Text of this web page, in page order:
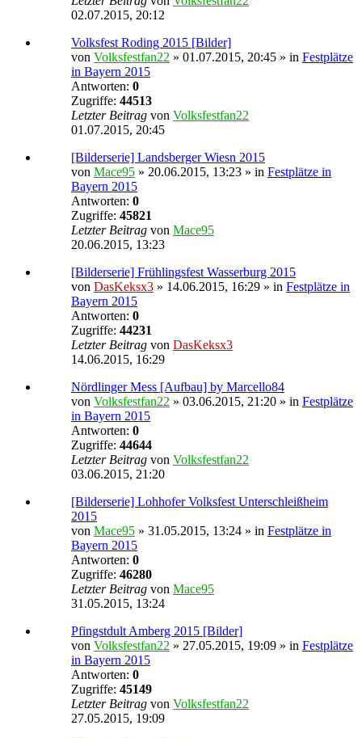
02.07.2015, 20:12
Volksfest Roding 2015 [Bilder]
von Volksfestfan22 » 01.07.2015, 20:45 » in Festplätze
in Bayern 2015
Antworten: 0
Zugriffe: 44513
Letzter Beitrag von Volksfestfan22
01.07.2015, 20:45
[Bilderserie] Landsberger Wiesn 2015
von Mace95 » 20.06.2015, 13:23 » in Festplätze in
Bayern 2015
Antworten: 0
Zugriffe: 45821
Letzter Beitrag von Mace95
20.06.2015, 13:23
[Bilderserie] Frühlingsfest Wasserburg 2015
von DasKeksx3 » 14.06.2015, 16:29 » in Festplätze in
Bayern 2015
Antworten: 0
Zugriffe: 44231
Letzter Beitrag von DasKeksx3
14.06.2015, 16:29
Nördlinger Mess [Aufbau] by Marcello84
von Volksfestfan22 » 03.06.2015, 21:20 » in Festplätze
in Bayern 2015
Antworten: 0
Zugriffe: 44644
Letzter Beitrag von Volksfestfan22
03.06.2015, 21:20
[Bilderserie] Lohhofer Volksfest Unterschleißheim
2015
von Mace95 » 31.05.2015, 13:24 » in Festplätze in
Bayern 2015
Antworten: 0
Zugriffe: 46280
Letzter Beitrag von Mace95
31.05.2015, 13:24
Pfingstdult Amberg 2015 [Bilder]
von Volksfestfan22 » 27.05.2015, 19:09 » in Festplätze
in Bayern 2015
Antworten: 0
Zugriffe: 45149
Letzter Beitrag von Volksfestfan22
27.05.2015, 19:09